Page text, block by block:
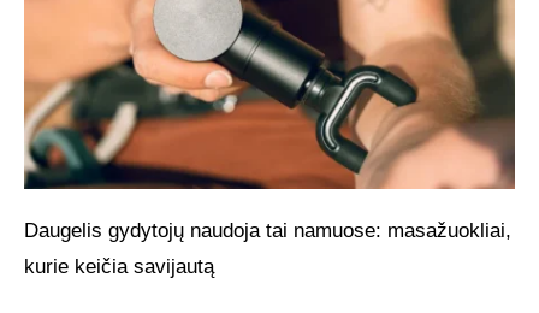
Daugelis gydytojų naudoja tai namuose: masažuokliai,
kurie keičia savijautą